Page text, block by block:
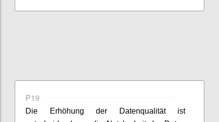
P19
Die Erhöhung der Datenqualität ist